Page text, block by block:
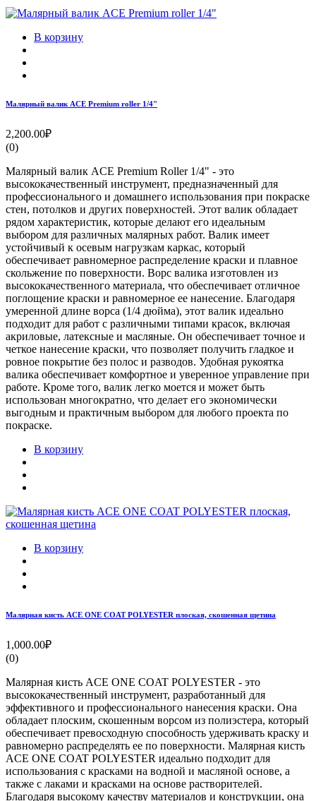
В корзину
Малярный валик ACE Premium roller 1/4"
2,200.00₽
(0)
Малярный валик ACE Premium Roller 1/4" - это
высококачественный инструмент, предназначенный для
профессионального и домашнего использования при покраске
стен, потолков и других поверхностей. Этот валик обладает
рядом характеристик, которые делают его идеальным
выбором для различных малярных работ. Валик имеет
устойчивый к осевым нагрузкам каркас, который
обеспечивает равномерное распределение краски и плавное
скольжение по поверхности. Ворс валика изготовлен из
высококачественного материала, что обеспечивает отличное
поглощение краски и равномерное ее нанесение. Благодаря
умеренной длине ворса (1/4 дюйма), этот валик идеально
подходит для работ с различными типами красок, включая
акриловые, латексные и масляные. Он обеспечивает точное и
четкое нанесение краски, что позволяет получить гладкое и
ровное покрытие без полос и разводов. Удобная рукоятка
валика обеспечивает комфортное и уверенное управление при
работе. Кроме того, валик легко моется и может быть
использован многократно, что делает его экономически
выгодным и практичным выбором для любого проекта по
покраске.
В корзину
В корзину
Малярная кисть ACE ONE COAT POLYESTER плоская, скошенная щетина
1,000.00₽
(0)
Малярная кисть ACE ONE COAT POLYESTER - это
высококачественный инструмент, разработанный для
эффективного и профессионального нанесения краски. Она
обладает плоским, скошенным ворсом из полиэстера, который
обеспечивает превосходную способность удерживать краску и
равномерно распределять ее по поверхности. Малярная кисть
ACE ONE COAT POLYESTER идеально подходит для
использования с красками на водной и масляной основе, а
также с лаками и красками на основе растворителей.
Благодаря высокому качеству материалов и конструкции, она